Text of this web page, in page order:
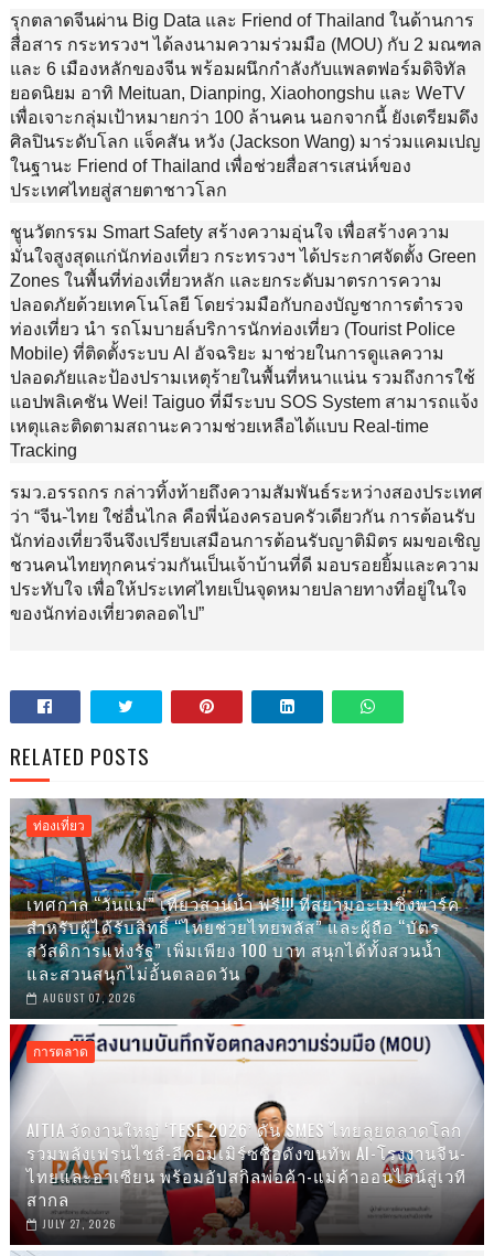
รุกตลาดจีนผ่าน Big Data และ Friend of Thailand ในด้านการ
สื่อสาร กระทรวงฯ ได้ลงนามความร่วมมือ (MOU) กับ 2 มณฑล
และ 6 เมืองหลักของจีน พร้อมผนึกกำลังกับแพลตฟอร์มดิจิทัล
ยอดนิยม อาทิ Meituan, Dianping, Xiaohongshu และ WeTV
เพื่อเจาะกลุ่มเป้าหมายกว่า 100 ล้านคน นอกจากนี้ ยังเตรียมดึง
ศิลปินระดับโลก แจ็คสัน หวัง (Jackson Wang) มาร่วมแคมเปญ
ในฐานะ Friend of Thailand เพื่อช่วยสื่อสารเสน่ห์ของ
ประเทศไทยสู่สายตาชาวโลก
ชูนวัตกรรม Smart Safety สร้างความอุ่นใจ เพื่อสร้างความ
มั่นใจสูงสุดแก่นักท่องเที่ยว กระทรวงฯ ได้ประกาศจัดตั้ง Green
Zones ในพื้นที่ท่องเที่ยวหลัก และยกระดับมาตรการความ
ปลอดภัยด้วยเทคโนโลยี โดยร่วมมือกับกองบัญชาการตำรวจ
ท่องเที่ยว นำ รถโมบายล์บริการนักท่องเที่ยว (Tourist Police
Mobile) ที่ติดตั้งระบบ AI อัจฉริยะ มาช่วยในการดูแลความ
ปลอดภัยและป้องปรามเหตุร้ายในพื้นที่หนาแน่น รวมถึงการใช้
แอปพลิเคชัน Wei! Taiguo ที่มีระบบ SOS System สามารถแจ้ง
เหตุและติดตามสถานะความช่วยเหลือได้แบบ Real-time
Tracking
รมว.อรรถกร กล่าวทิ้งท้ายถึงความสัมพันธ์ระหว่างสองประเทศ
ว่า “จีน-ไทย ใช่อื่นไกล คือพี่น้องครอบครัวเดียวกัน การต้อนรับ
นักท่องเที่ยวจีนจึงเปรียบเสมือนการต้อนรับญาติมิตร ผมขอเชิญ
ชวนคนไทยทุกคนร่วมกันเป็นเจ้าบ้านที่ดี มอบรอยยิ้มและความ
ประทับใจ เพื่อให้ประเทศไทยเป็นจุดหมายปลายทางที่อยู่ในใจ
ของนักท่องเที่ยวตลอดไป”
RELATED POSTS
ท่องเที่ยว
เทศกาล “วันแม่” เที่ยวสวนน้ำ ฟรี!!! ที่สยามอะเมซิ่งพาร์ค
สำหรับผู้ได้รับสิทธิ์ “ไทยช่วยไทยพลัส” และผู้ถือ “บัตร
สวัสดิการแห่งรัฐ” เพิ่มเพียง 100 บาท สนุกได้ทั้งสวนน้ำ
และสวนสนุกไม่อั้นตลอดวัน
AUGUST 07, 2026
การตลาด
AITIA จัดงานใหญ่ ‘TESE 2026’ ดัน SMES ไทยลุยตลาดโลก
รวมพลังเฟรนไชส์-อีคอมเมิร์ซชื่อดังขนทัพ AI-โรงงานจีน-
ไทยและอาเซียน พร้อมอัปสกิลพ่อค้า-แม่ค้าออนไลน์สู่เวที
สากล
JULY 27, 2026